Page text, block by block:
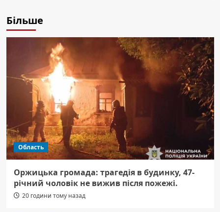
Більше
Область
Оржицька громада: трагедія в будинку, 47-
річний чоловік не вижив після пожежі.
20 години тому назад